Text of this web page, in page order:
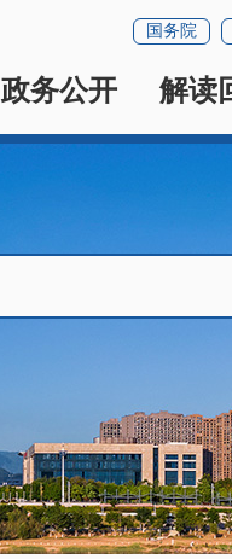
国务院
政务公开 解读